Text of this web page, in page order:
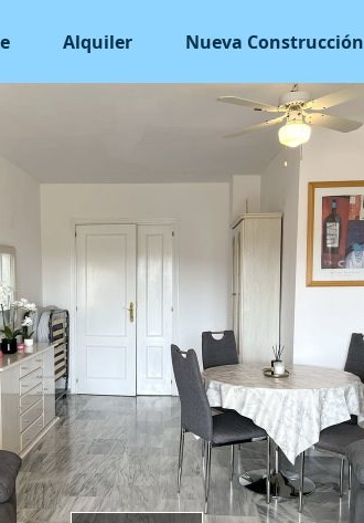
Alquiler Nueva Construcción